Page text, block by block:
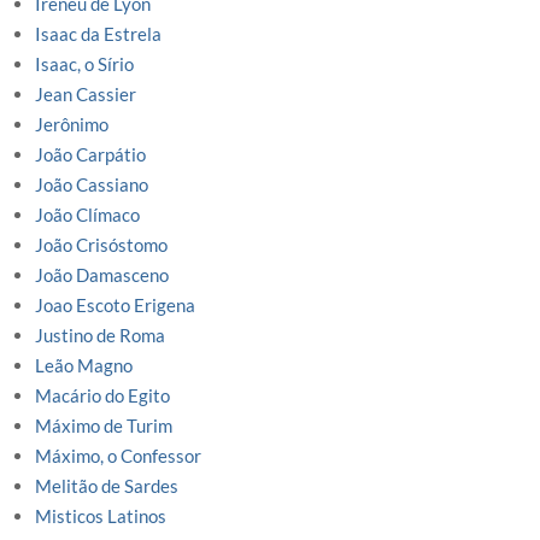
Isaac da Estrela
Isaac, o Sírio
Jean Cassier
Jerônimo
João Carpátio
João Cassiano
João Clímaco
João Crisóstomo
João Damasceno
Joao Escoto Erigena
Justino de Roma
Leão Magno
Macário do Egito
Máximo de Turim
Máximo, o Confessor
Melitão de Sardes
Misticos Latinos